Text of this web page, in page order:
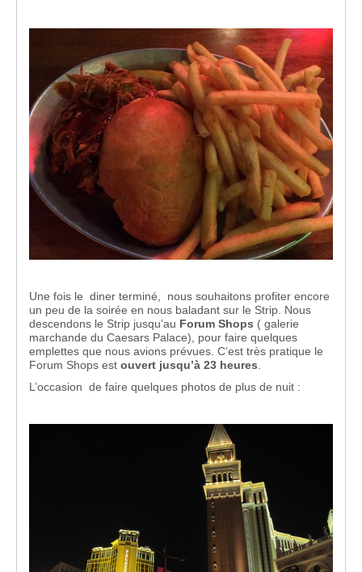
Une fois le diner terminé, nous souhaitons profiter encore
un peu de la soirée en nous baladant sur le Strip. Nous
descendons le Strip jusqu’au Forum Shops ( galerie
marchande du Caesars Palace), pour faire quelques
emplettes que nous avions prévues. C’est très pratique le
Forum Shops est ouvert jusqu’à 23 heures
L’occasion de faire quelques photos de plus de nuit :